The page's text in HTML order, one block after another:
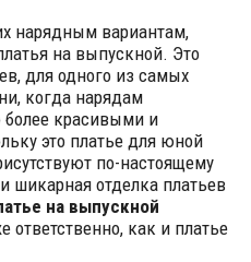
нарядным вариантам,
на выпускной. Это
для одного из самых
когда нарядам
более красивыми и
это платье для юной
по-настоящему
шикарная отделка платьев
на выпускной
ответственно, как и платье